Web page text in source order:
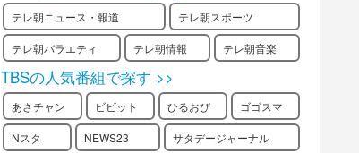
テレ朝ニュース・報道 テレ朝スポーツ
テレ朝バラエティ テレ朝情報 テレ朝音楽
TBSの人気番組で探す >>
あさチャン ビビット ひるおび ゴゴスマ
Nスタ NEWS23 サタデージャーナル